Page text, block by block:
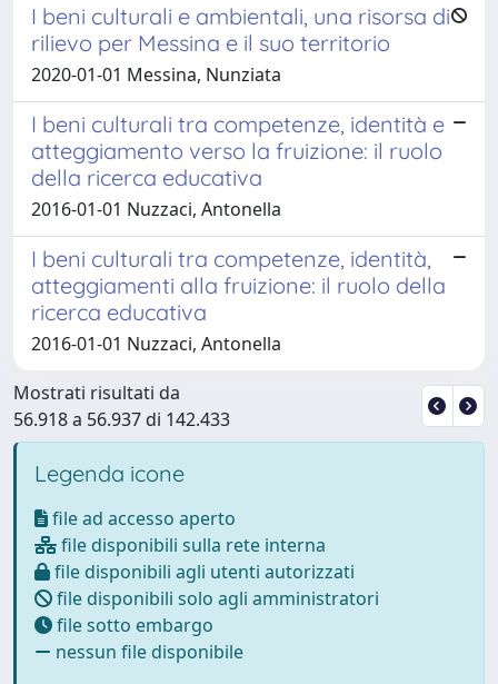
I beni culturali e ambientali, una risorsa di
rilievo per Messina e il suo territorio
2020-01-01 Messina, Nunziata
I beni culturali tra competenze, identità e
atteggiamento verso la fruizione: il ruolo
della ricerca educativa
2016-01-01 Nuzzaci, Antonella
I beni culturali tra competenze, identità,
atteggiamenti alla fruizione: il ruolo della
ricerca educativa
2016-01-01 Nuzzaci, Antonella
Mostrati risultati da
56.918 a 56.937 di 142.433
Legenda icone
file ad accesso aperto
file disponibili sulla rete interna
file disponibili agli utenti autorizzati
file disponibili solo agli amministratori
file sotto embargo
nessun file disponibile